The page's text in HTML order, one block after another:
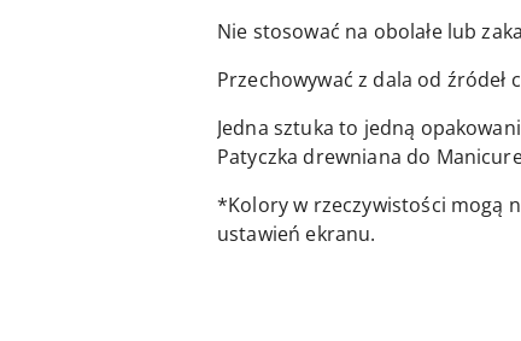
Nie stosować na obolałe lub
Przechowywać z dala od źródeł
Jedna sztuka to jedną
Patyczka drewniana do
*Kolory w rzeczywistości mogą
ustawień ekranu.